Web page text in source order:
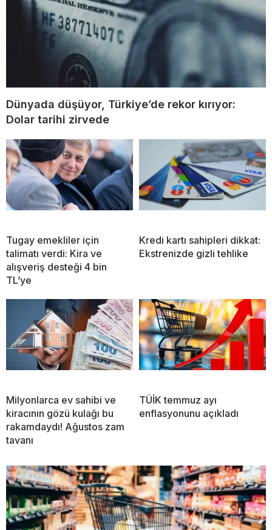
Dünyada düşüyor, Türkiye’de rekor kırıyor:
Dolar tarihi zirvede
Tugay emekliler için
talimatı verdi: Kira ve
alışveriş desteği 4 bin
TL’ye
Kredi kartı sahipleri dikkat:
Ekstrenizde gizli tehlike
Milyonlarca ev sahibi ve
kiracının gözü kulağı bu
rakamdaydı! Ağustos zam
tavanı
TÜİK temmuz ayı
enflasyonunu açıkladı